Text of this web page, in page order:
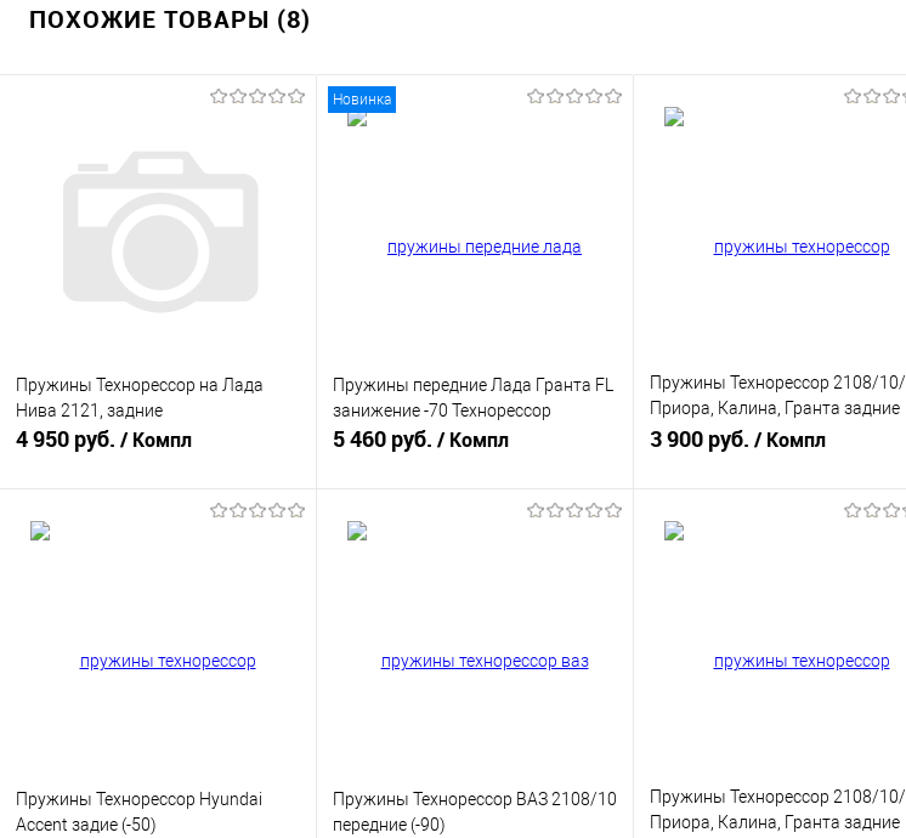
ПОХОЖИЕ ТОВАРЫ (8)
Пружины Технорессор на Лада
Нива 2121, задние
4 950 руб. / Компл
Новинка
Пружины передние Лада Гранта FL
занижение -70 Технорессор
5 460 руб. / Компл
Пружины Технорессор 2108/10/
Приора, Калина, Гранта задние
(-120)
3 900 руб. / Компл
Пружины Технорессор Hyundai
Accent задие (-50)
Пружины Технорессор ВАЗ 2108/10
передние (-90)
Пружины Технорессор 2108/10/
Приора, Калина, Гранта задние